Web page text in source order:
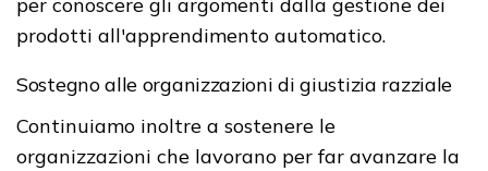
per conoscere gli argomenti dalla gestione dei
prodotti all'apprendimento automatico.
Sostegno alle organizzazioni di giustizia razziale
Continuiamo inoltre a sostenere le
organizzazioni che lavorano per far avanzare la